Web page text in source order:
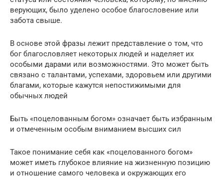
верующих, было уделено особое благословение или
забота свыше.
В основе этой фразы лежит представление о том, что
бог благословляет некоторых людей и наделяет их
особыми дарами или возможностями. Это может быть
связано с талантами, успехами, здоровьем или другими
благами, которые кажутся непостижимыми для
обычных людей
Быть «поцелованным богом» означает быть избранным
и отмеченным особым вниманием высших сил
Такое понимание себя как «поцелованного богом»
может иметь глубокое влияние на жизненную позицию
и отношение самого человека и окружающих его